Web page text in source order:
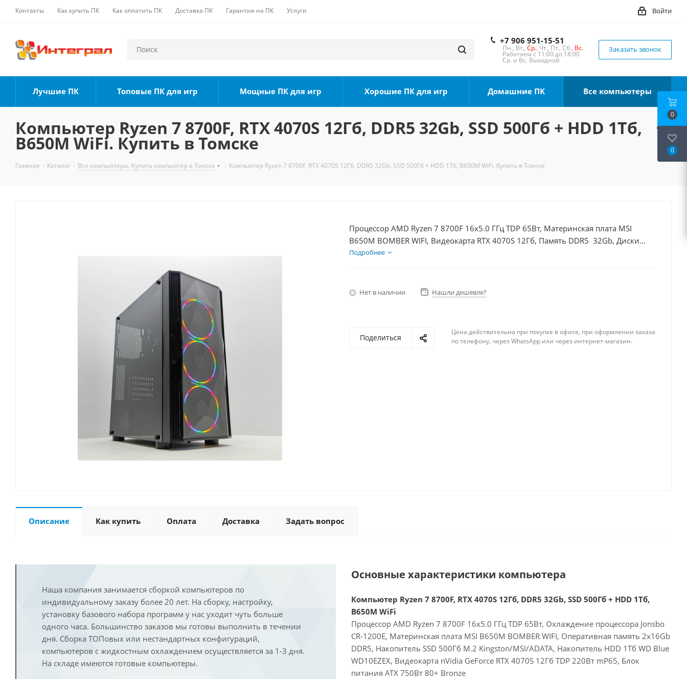
Контакты Как купить ПК Как оплатить ПК Доставка ПК Гарантия на ПК Услуги Войти
+7 906 951-15-51
Пн., Вт., Ср., Чт., Пт., Сб., Вс.
Работаем с 11:00 до 18:00
Ср. и Вс. Выходной
Заказать звонок
Лучшие ПК Топовые ПК для игр Мощные ПК для игр Хорошие ПК для игр Домашние ПК Все компьютеры
Компьютер Ryzen 7 8700F, RTX 4070S 12Гб, DDR5 32Gb, SSD 500Гб + HDD 1Тб,
B650M WiFi. Купить в Томске
Главная - Каталог - Все компьютеры. Купить компьютер в Томске - Компьютер Ryzen 7 8700F, RTX 4070S 12Гб, DDR5 32Gb, SSD 500Гб + HDD 1Тб, B650M WiFi. Купить в Томске
Процессор AMD Ryzen 7 8700F 16x5.0 ГГц TDP 65Вт, Материнская плата MSI
B650M BOMBER WIFI, Видеокарта RTX 4070S 12Гб, Память DDR5 32Gb, Диски
SSD 500Гб + HDD 1Тб, БП 750Вт
Подробнее
Нет в наличии Нашли дешевле?
Поделиться
Цена действительна при покупке в офисе, при оформлении заказа
по телефону, через WhatsApp или через интернет-магазин.
Описание Как купить Оплата Доставка Задать вопрос
Наша компания занимается сборкой компьютеров по
индивидуальному заказу более 20 лет. На сборку, настройку,
установку базового набора программ у нас уходит чуть больше
одного часа. Большинство заказов мы готовы выполнить в течении
дня. Сборка ТОПовых или нестандартных конфигураций,
компьютеров с жидкостным охлаждением осуществляется за 1-3 дня.
На складе имеются готовые компьютеры.
Основные характеристики компьютера
Компьютер Ryzen 7 8700F, RTX 4070S 12Гб, DDR5 32Gb, SSD 500Гб + HDD 1Тб,
B650M WiFi
Процессор AMD Ryzen 7 8700F 16x5.0 ГГц TDP 65Вт, Охлаждение процессора Jonsbo
CR-1200E, Материнская плата MSI B650M BOMBER WIFI, Оперативная память 2x16Gb
DDR5, Накопитель SSD 500Гб M.2 Kingston/MSI/ADATA, Накопитель HDD 1Тб WD Blue
WD10EZEX, Видеокарта nVidia GeForce RTX 4070S 12Гб TDP 220Вт mP65, Блок
питания ATX 750Вт 80+ Bronze
0
0